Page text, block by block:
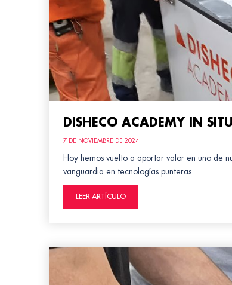
DISHECO ACADEMY IN SITU
7 DE NOVIEMBRE DE 2024
Hoy hemos vuelto a aportar valor en uno de
vanguardia en tecnologías punteras
LEER ARTÍCULO